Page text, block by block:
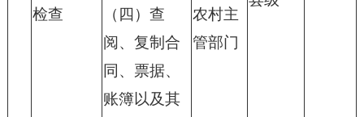
检查
（四）查
阅、复制合
同、票据、
账簿以及其
农村主
管部门